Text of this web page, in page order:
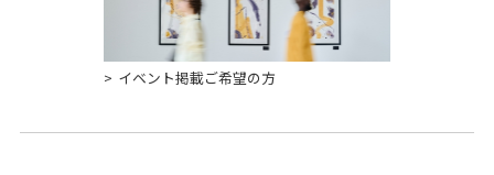
イベント掲載ご希望の方